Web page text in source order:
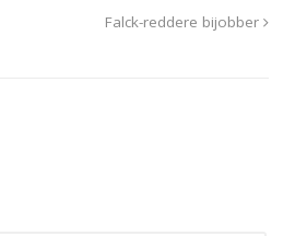
Falck-reddere bijobber